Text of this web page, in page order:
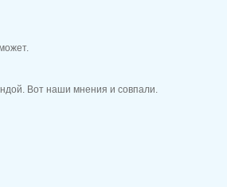
Вот наши мнения и совпали.